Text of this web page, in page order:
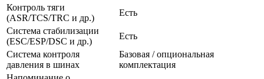
Контроль тяги
(ASR/TCS/TRC и др.)
Есть
Система стабилизации
(ESC/ESP/DSC и др.)
Есть
Система контроля
давления в шинах
Базовая / опциональная
комплектация